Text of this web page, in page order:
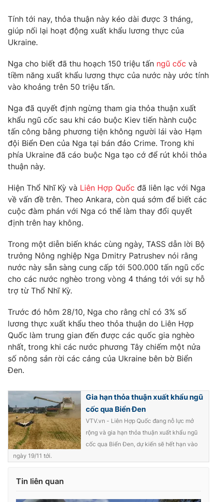
Câu chuyện quốc tế
Tài chính
Thị trường
Dữ liệu và đời sống
Phim VTV
Hậu trường
Nhân vật
Khán giả
Giải sao mai
Giải trí
Âm nhạc
Sao
Đời sống
Du lịch
Làm đẹp
Chất lượng cuộc sống
Giáo dục
Tuyển sinh
Học trực tuyến
Công nghệ
Hitech Công nghệ tương lai
Sản phẩm
Thị trường
Tư vấn
Giao lưu trực tuyến
Lịch phát sóng
Chuyên mục khác
Emagazine Podcast
Video Shorts video
VTV Money VTV Thể thao
Thị trường 24h Tấm lòng Việt
VTV4 Vươn mình bằng AI
Liên hệ tòa soạn English
Tính tới nay, thỏa thuận này kéo dài được 3 tháng,
giúp nối lại hoạt động xuất khẩu lương thực của
Ukraine.
Nga cho biết đã thu hoạch 150 triệu tấn ngũ cốc và
tiềm năng xuất khẩu lương thực của nước này ước tính
vào khoảng trên 50 triệu tấn.
Nga đã quyết định ngừng tham gia thỏa thuận xuất
khẩu ngũ cốc sau khi cáo buộc Kiev tiến hành cuộc
tấn công bằng phương tiện không người lái vào Hạm
đội Biển Đen của Nga tại bán đảo Crime. Trong khi
phía Ukraine đã cáo buộc Nga tạo cớ để rút khỏi thỏa
thuận này.
Hiện Thổ Nhĩ Kỳ và Liên Hợp Quốc đã liên lạc với Nga
về vấn đề trên. Theo Ankara, còn quá sớm để biết các
cuộc đàm phán với Nga có thể làm thay đổi quyết
định trên hay không.
Trong một diễn biến khác cùng ngày, TASS dẫn lời Bộ
trưởng Nông nghiệp Nga Dmitry Patrushev nói rằng
nước này sẵn sàng cung cấp tới 500.000 tấn ngũ cốc
cho các nước nghèo trong vòng 4 tháng tới với sự hỗ
trợ từ Thổ Nhĩ Kỳ.
Trước đó hôm 28/10, Nga cho rằng chỉ có 3% số
lương thực xuất khẩu theo thỏa thuận do Liên Hợp
Quốc làm trung gian đến được các quốc gia nghèo
nhất, trong khi các nước phương Tây chiếm một nửa
số nông sản rời các cảng của Ukraine bên bờ Biển
Đen.
Gia hạn thỏa thuận xuất khẩu ngũ
cốc qua Biển Đen
VTV.vn - Liên Hợp Quốc đang nỗ lực mở
rộng và gia hạn thỏa thuận xuất khẩu ngũ
cốc qua Biển Đen, dự kiến sẽ hết hạn vào
ngày 19/11 tới.
Tin liên quan